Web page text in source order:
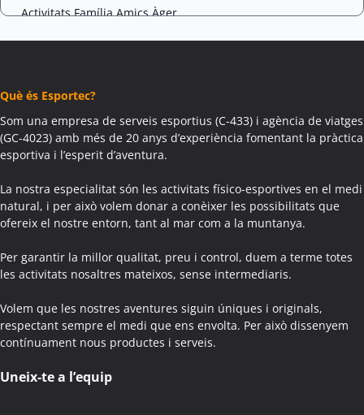
Activitats Família Amics Àger
Colònies Escolars Agramunt
Activitats Teambuilding Empreses Aguilar de Segarra
Activitats Família Amics Aguilar de Segarra
Colònies Escolars Aguilar de Segarra
Activitats Teambuilding Empreses Agullana
Activitats Família Amics Agullana
Colònies Escolars Agullana
Activitats Família Amics Aiguafreda
Activitats Teambuilding Empreses Aiguamúrcia
Activitats Família Amics Aiguamúrcia
Colònies Escolars Aiguamúrcia
Activitats Teambuilding Empreses Aiguaviva
Què és Esportec?
Som una empresa de serveis esportius (C-433) i agència de viatges
(GC-4023) amb més de 20 anys d’experiència fomentant la pràctica
esportiva i l’esperit d’aventura.
La nostra especialitat són les activitats físico-esportives en el medi
natural, i per això volem donar a conèixer les possibilitats que
ofereix el nostre entorn, tant al mar com a la muntanya.
Per garantir la millor qualitat, preu i control, duem a terme totes
les activitats nosaltres mateixos, sense intermediaris.
Volem que les nostres aventures siguin úniques i originals,
respectant sempre el medi que ens envolta. Per això dissenyem
contínuament nous productes i serveis.
Uneix-te a l’equip